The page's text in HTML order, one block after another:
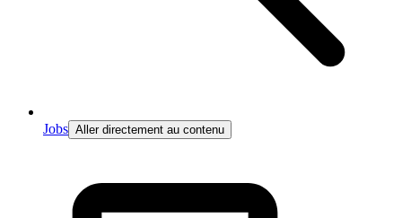
Jobs Aller directement au contenu